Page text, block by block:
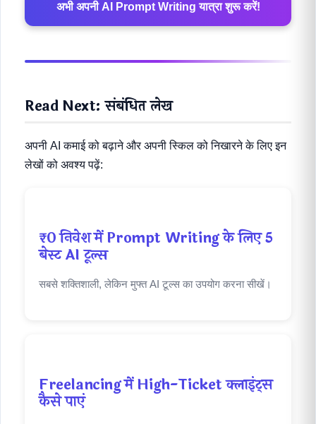
अभी अपनी AI Prompt Writing यात्रा शुरू करें!
Read Next: संबंधित लेख
अपनी AI कमाई को बढ़ाने और अपनी स्किल को निखारने के लिए इन
लेखों को अवश्य पढ़ें:
₹0 निवेश में Prompt Writing के लिए 5
बेस्ट AI टूल्स
सबसे शक्तिशाली, लेकिन मुफ्त AI टूल्स का उपयोग करना सीखें।
Freelancing में High-Ticket क्लाइंट्स
कैसे पाएं